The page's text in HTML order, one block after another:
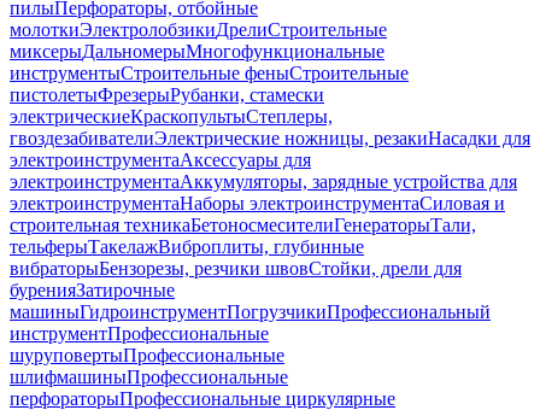
пилыПерфораторы, отбойные
молоткиЭлектролобзикиДрелиСтроительные
миксерыДальномерыМногофункциональные
инструментыСтроительные феныСтроительные
пистолетыФрезерыРубанки, стамески
электрическиеКраскопультыСтеплеры,
гвоздезабивателиЭлектрические ножницы, резакиНасадки для
электроинструментаАксессуары для
электроинструментаАккумуляторы, зарядные устройства для
электроинструментаНаборы электроинструментаСиловая и
строительная техникаБетоносмесителиГенераторыТали,
тельферыТакелажВиброплиты, глубинные
вибраторыБензорезы, резчики швовСтойки, дрели для
буренияЗатирочные
машиныГидроинструментПогрузчикиПрофессиональный
инструментПрофессиональные
шуруповертыПрофессиональные
шлифмашиныПрофессиональные
перфораторыПрофессиональные циркулярные